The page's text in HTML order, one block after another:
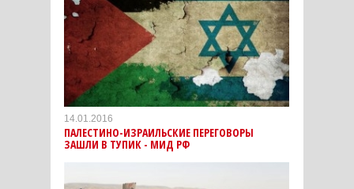
14.01.2016
ПАЛЕСТИНО-ИЗРАИЛЬСКИЕ ПЕРЕГОВОРЫ
ЗАШЛИ В ТУПИК - МИД РФ